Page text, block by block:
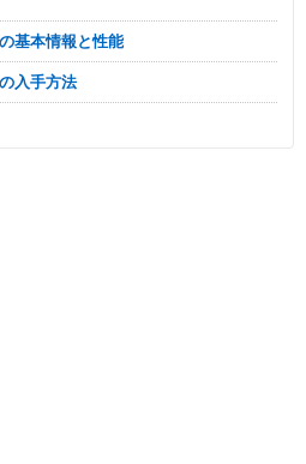
基本情報と性能
入手方法